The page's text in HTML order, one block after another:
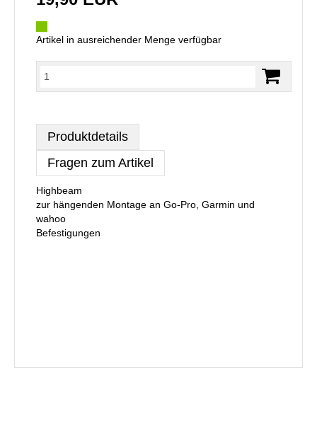
Artikel in ausreichender Menge verfügbar
Produktdetails
Fragen zum Artikel
Highbeam
zur hängenden Montage an Go-Pro, Garmin und
wahoo
Befestigungen